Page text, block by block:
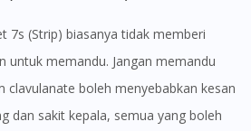
7s (Strip) biasanya tidak memberi
untuk memandu. Jangan memandu
clavulanate boleh menyebabkan kesan
dan sakit kepala, semua yang boleh